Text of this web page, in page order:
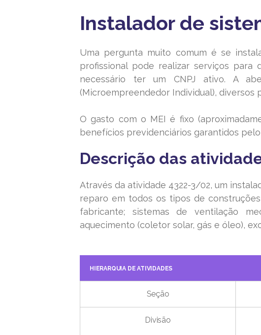
Instalador de
Uma pergunta muito comum é se
profissional pode realizar serviços para
necessário ter um CNPJ ativo. A
(Microempreendedor Individual), diversos
O gasto com o MEI é fixo
benefícios previdenciários garantidos pelo
Descrição das
Através da atividade 4322-3/02, um
reparo em todos os tipos de
fabricante; sistemas de ventilação
aquecimento (coletor solar, gás e óleo),
HIERARQUIA DE ATIVIDADES
Seção
Divisão